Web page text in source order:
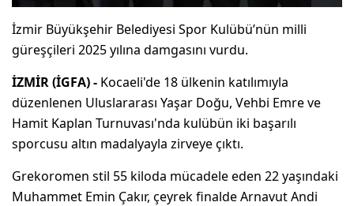
İzmir Büyükşehir Belediyesi Spor Kulübü’nün milli
güreşçileri 2025 yılına damgasını vurdu.
İZMİR (İGFA) - Kocaeli'de 18 ülkenin katılımıyla
düzenlenen Uluslararası Yaşar Doğu, Vehbi Emre ve
Hamit Kaplan Turnuvası'nda kulübün iki başarılı
sporcusu altın madalyayla zirveye çıktı.
Grekoromen stil 55 kiloda mücadele eden 22 yaşındaki
Muhammet Emin Çakır, çeyrek finalde Arnavut Andi